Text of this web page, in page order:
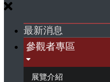
最新消息
參觀者專區
展覽介紹